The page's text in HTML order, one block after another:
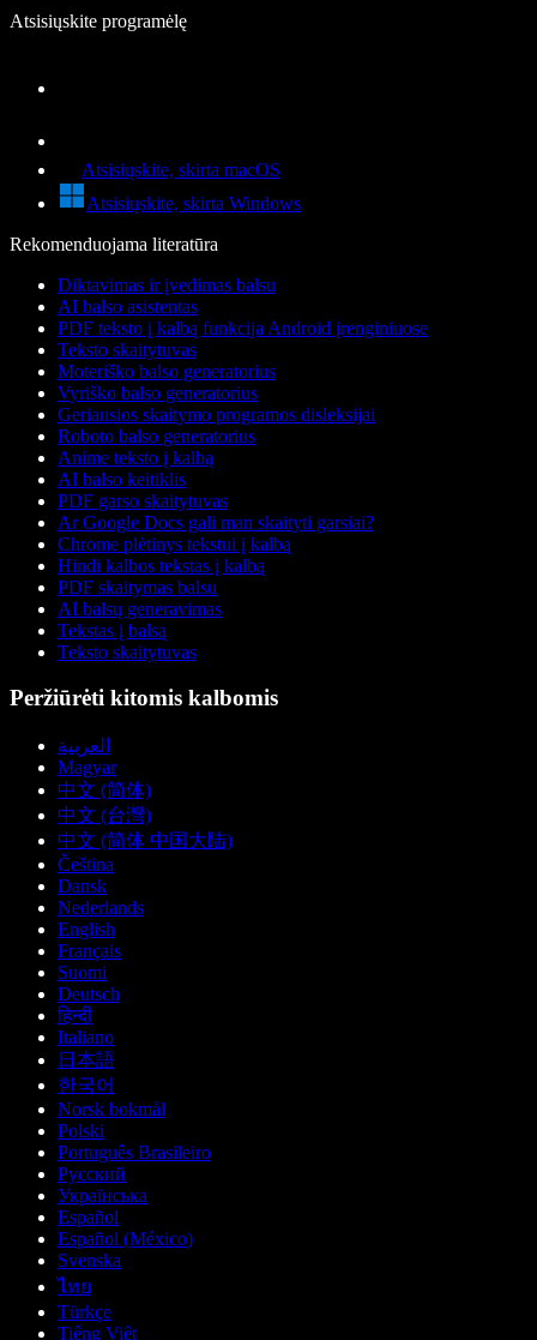
Atsisiųskite programėlę
Atsisiųskite, skirta macOS
Atsisiųskite, skirta Windows
Rekomenduojama literatūra
Diktavimas ir įvedimas balsu
AI balso asistentas
PDF teksto į kalbą funkcija Android įrenginiuose
Teksto skaitytuvas
Moteriško balso generatorius
Vyriško balso generatorius
Geriausios skaitymo programos disleksijai
Roboto balso generatorius
Anime teksto į kalbą
AI balso keitiklis
PDF garso skaitytuvas
Ar Google Docs gali man skaityti garsiai?
Chrome plėtinys tekstui į kalbą
Hindi kalbos tekstas į kalbą
PDF skaitymas balsu
AI balsų generavimas
Tekstas į balsą
Teksto skaitytuvas
Peržiūrėti kitomis kalbomis
العربية
Magyar
中文 (简体)
中文 (台灣)
中文 (简体 中国大陆)
Čeština
Dansk
Nederlands
English
Français
Suomi
Deutsch
हिन्दी
Italiano
日本語
한국어
Norsk bokmål
Polski
Português Brasileiro
Русский
Українська
Español
Español (México)
Svenska
ไทย
Türkçe
Tiếng Việt